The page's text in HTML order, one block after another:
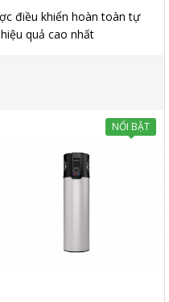
điều khiển hoàn toàn tự
quả cao nhất
NỔI BẬT